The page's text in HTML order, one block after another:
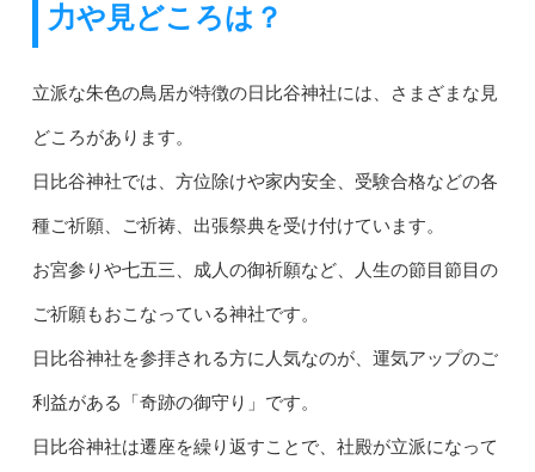
力や見どころは？
立派な朱色の鳥居が特徴の日比谷神社には、さまざまな見
どころがあります。
日比谷神社では、方位除けや家内安全、受験合格などの各
種ご祈願、ご祈祷、出張祭典を受け付けています。
お宮参りや七五三、成人の御祈願など、人生の節目節目の
ご祈願もおこなっている神社です。
日比谷神社を参拝される方に人気なのが、運気アップのご
利益がある「奇跡の御守り」です。
日比谷神社は遷座を繰り返すことで、社殿が立派になって